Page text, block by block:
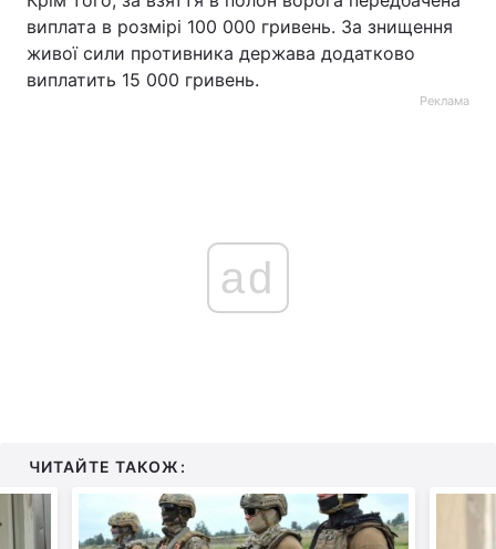
виплата в розмірі 100 000 гривень. За знищення
живої сили противника держава додатково
виплатить 15 000 гривень.
Реклама
ad
ЧИТАЙТЕ ТАКОЖ: